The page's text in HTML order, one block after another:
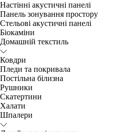
Настінні акустичні панелі
Панель зонування простору
Стельові акустичні панелі
Біокаміни
Домашній текстиль
Ковдри
Пледи та покривала
Постільна білизна
Рушники
Скатертини
Халати
Шпалери